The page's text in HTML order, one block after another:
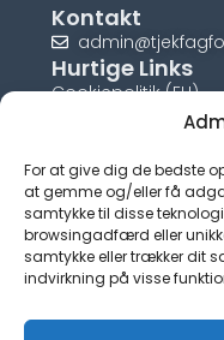
For at give dig de bedste
at gemme og/eller få
samtykke til disse
browsingadfærd eller
samtykke eller trækker dit
indvirkning på visse
Kontakt
Hurtige Links
Cookiepolitik (EU)
©